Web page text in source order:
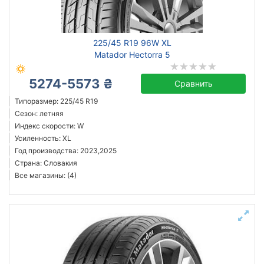
225/45 R19 96W XL
Matador Hectorra 5
5274-5573 ₴ Сравнить
Типоразмер: 225/45 R19
Сезон: летняя
Индекс скорости: W
Усиленность: XL
Год производства: 2023,2025
Страна: Словакия
Все магазины: (4)